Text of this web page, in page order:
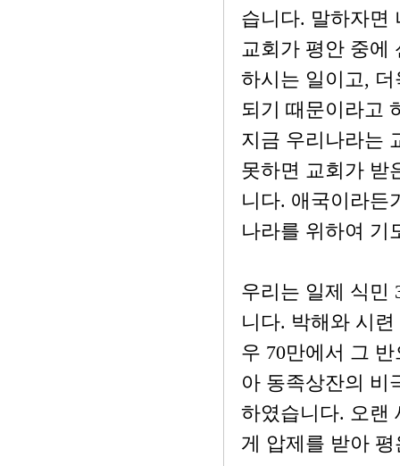
습니다. 말하자면
교회가 평안 중에
하시는 일이고,
되기 때문이라고
지금 우리나라는
못하면 교회가 받
니다. 애국이라든
나라를 위하여 기
우리는 일제 식민
니다. 박해와 시
우 70만에서 그
아 동족상잔의 비
하였습니다. 오랜
게 압제를 받아